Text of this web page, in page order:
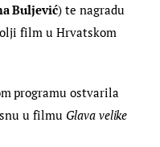
Buljević) te nagradu
film u Hrvatskom
programu ostvarila
u filmu Glava velike